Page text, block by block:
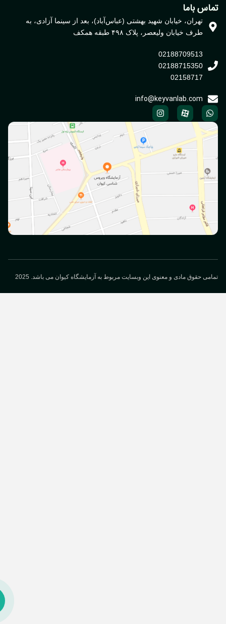
باما
تهران، خیابان شهید بهشتی (عباس‌آباد)، بعد از سینما آزادی، به
طرف خیابان ولیعصر، پلاک ۴۹۸ طبقه همکف
02188709513
02188715350
02158717
info@keyvanlab.com
حقوق مادی و معنوی این وبسایت مربوط به آزمایشگاه کیوان می باشد. 2025